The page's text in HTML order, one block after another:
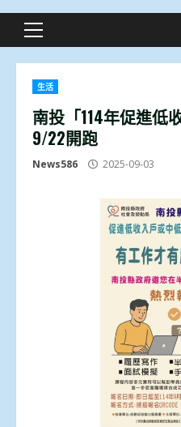
Primary
生活
南投「114年促進低
9/22開跑
News586 2025-09-03